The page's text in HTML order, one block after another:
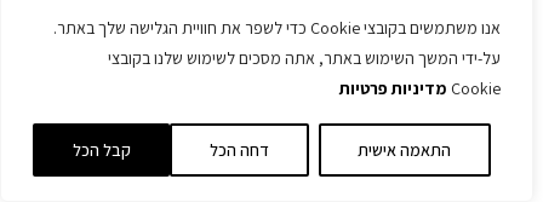
אנו משתמשים בקובצי Cookie כדי לשפר את חוויית הגלישה שלך באתר.
על-ידי המשך השימוש באתר, אתה מסכים לשימוש שלנו בקובצי
Cookie מדיניות פרטיות
התאמה אישית דחה הכל קבל הכל
מתכונים למג'דרה
מתכונים לקציצות